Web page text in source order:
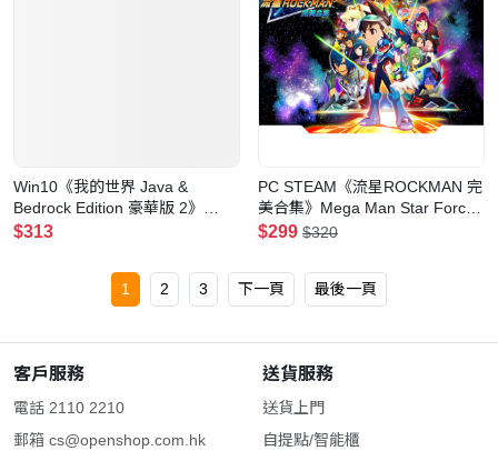
Win10《我的世界 Java &
Bedrock Edition 豪華版 2》
Minecraft: Java & Bedrock
$313
PC STEAM《流星ROCKMAN 完
美合集》Mega Man Star Force
Legacy Collection(數位版)
$299 $320
1 2 3 下一頁 最後一頁
客戶服務
電話 2110 2210
郵箱 cs@openshop.com.hk
送貨服務
送貨上門
自提點/智能櫃